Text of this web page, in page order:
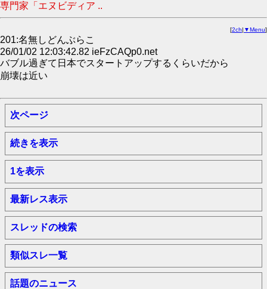
専門家「エヌビディア ..
[2ch| ▼Menu]
201:名無しどんぶらこ
26/01/02 12:03:42.82 ieFzCAQp0.net
バブル過ぎて日本でスタートアップするくらいだから
崩壊は近い
次ページ
続きを表示
1を表示
最新レス表示
スレッドの検索
類似スレ一覧
話題のニュース